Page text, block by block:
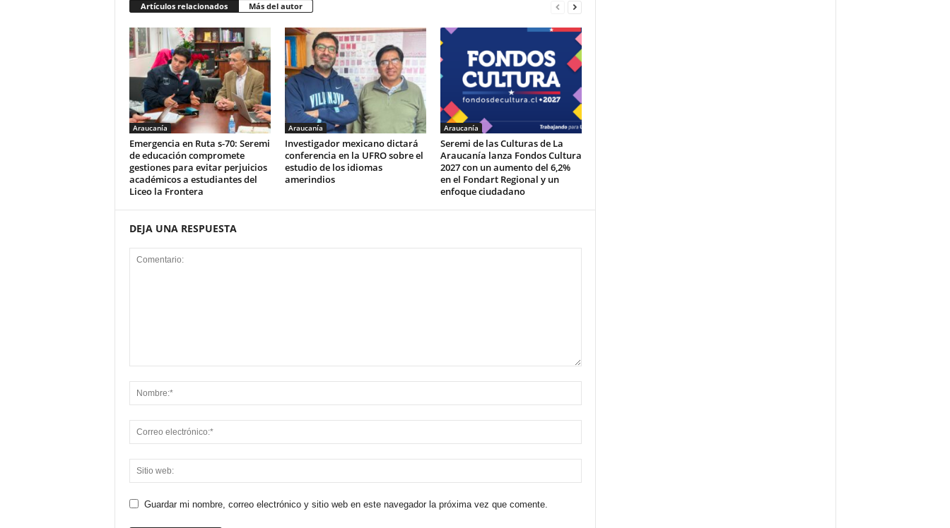
Artículos relacionados Más del autor
Araucanía
Emergencia en Ruta s-70: Seremi
de educación compromete
gestiones para evitar perjuicios
académicos a estudiantes del
Liceo la Frontera
Araucanía
Investigador mexicano dictará
conferencia en la UFRO sobre el
estudio de los idiomas
amerindios
Araucanía
Seremi de las Culturas de La
Araucanía lanza Fondos Cultura
2027 con un aumento del 6,2%
en el Fondart Regional y un
enfoque ciudadano
DEJA UNA RESPUESTA
Guardar mi nombre, correo electrónico y sitio web en este navegador la próxima vez que comente.